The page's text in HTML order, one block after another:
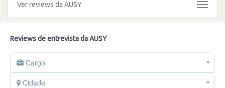
Ver reviews da AUSY
Toggle
Reviews de entrevista da AUSY
Cargo
Cidade